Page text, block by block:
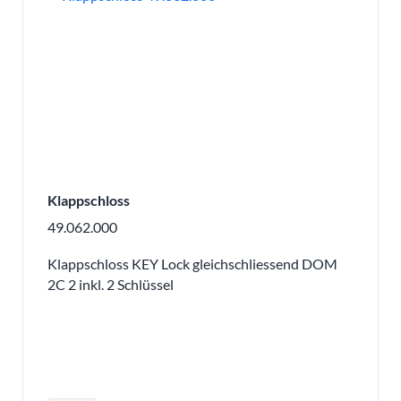
Klappschloss
49.062.000
Klappschloss KEY Lock gleichschliessend DOM
2C 2 inkl. 2 Schlüssel